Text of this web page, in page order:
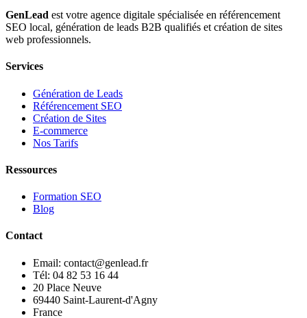
GenLead est votre agence digitale spécialisée en référencement
SEO local, génération de leads B2B qualifiés et création de sites
web professionnels.
Services
Génération de Leads
Référencement SEO
Création de Sites
E-commerce
Nos Tarifs
Ressources
Formation SEO
Blog
Contact
Email: contact@genlead.fr
Tél: 04 82 53 16 44
20 Place Neuve
69440 Saint-Laurent-d'Agny
France